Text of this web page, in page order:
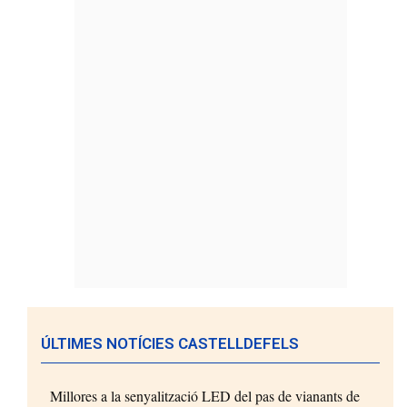
ÚLTIMES NOTÍCIES CASTELLDEFELS
Millores a la senyalització LED del pas de vianants de